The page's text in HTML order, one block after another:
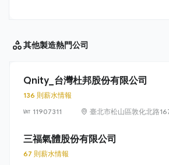
其他製造熱門公司
Qnity_台灣杜邦股份有限公司
136 則薪水情報
11907311
臺北市松山區敦化北路
三福氣體股份有限公司
67 則薪水情報